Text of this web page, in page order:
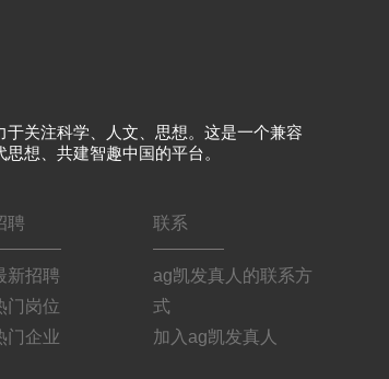
关注科学、人文、思想。这是一个兼容
想、共建智趣中国的平台。
聘
新招聘
门岗位
门企业
联系
ag凯发真人的联系方
式
加入ag凯发真人